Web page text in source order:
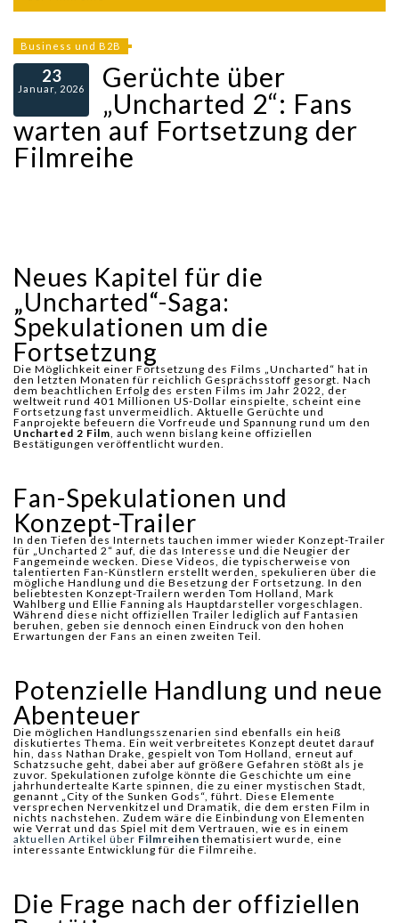
Business und B2B
23
Januar, 2026
Gerüchte über
„Uncharted 2“: Fans
warten auf Fortsetzung der
Filmreihe
Neues Kapitel für die
„Uncharted“-Saga:
Spekulationen um die
Fortsetzung
Die Möglichkeit einer Fortsetzung des Films „Uncharted“ hat in
den letzten Monaten für reichlich Gesprächsstoff gesorgt. Nach
dem beachtlichen Erfolg des ersten Films im Jahr 2022, der
weltweit rund 401 Millionen US-Dollar einspielte, scheint eine
Fortsetzung fast unvermeidlich. Aktuelle Gerüchte und
Fanprojekte befeuern die Vorfreude und Spannung rund um den
Uncharted 2 Film, auch wenn bislang keine offiziellen
Bestätigungen veröffentlicht wurden.
Fan-Spekulationen und
Konzept-Trailer
In den Tiefen des Internets tauchen immer wieder Konzept-Trailer
für „Uncharted 2“ auf, die das Interesse und die Neugier der
Fangemeinde wecken. Diese Videos, die typischerweise von
talentierten Fan-Künstlern erstellt werden, spekulieren über die
mögliche Handlung und die Besetzung der Fortsetzung. In den
beliebtesten Konzept-Trailern werden Tom Holland, Mark
Wahlberg und Ellie Fanning als Hauptdarsteller vorgeschlagen.
Während diese nicht offiziellen Trailer lediglich auf Fantasien
beruhen, geben sie dennoch einen Eindruck von den hohen
Erwartungen der Fans an einen zweiten Teil.
Potenzielle Handlung und neue
Abenteuer
Die möglichen Handlungsszenarien sind ebenfalls ein heiß
diskutiertes Thema. Ein weit verbreitetes Konzept deutet darauf
hin, dass Nathan Drake, gespielt von Tom Holland, erneut auf
Schatzsuche geht, dabei aber auf größere Gefahren stößt als je
zuvor. Spekulationen zufolge könnte die Geschichte um eine
jahrhundertealte Karte spinnen, die zu einer mystischen Stadt,
genannt „City of the Sunken Gods“, führt. Diese Elemente
versprechen Nervenkitzel und Dramatik, die dem ersten Film in
nichts nachstehen. Zudem wäre die Einbindung von Elementen
wie Verrat und das Spiel mit dem Vertrauen, wie es in einem
aktuellen Artikel über Filmreihen thematisiert wurde, eine
interessante Entwicklung für die Filmreihe.
Die Frage nach der offiziellen